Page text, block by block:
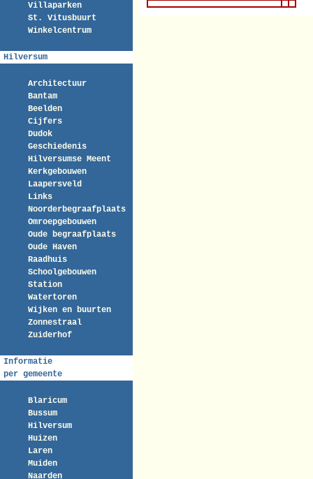
Villaparken
St. Vitusbuurt
Winkelcentrum
Hilversum
Architectuur
Bantam
Beelden
Cijfers
Dudok
Geschiedenis
Hilversumse Meent
Kerkgebouwen
Laapersveld
Links
Noorderbegraafplaats
Omroepgebouwen
Oude begraafplaats
Oude Haven
Raadhuis
Schoolgebouwen
Station
Watertoren
Wijken en buurten
Zonnestraal
Zuiderhof
Informatie
per gemeente
Blaricum
Bussum
Hilversum
Huizen
Laren
Muiden
Naarden